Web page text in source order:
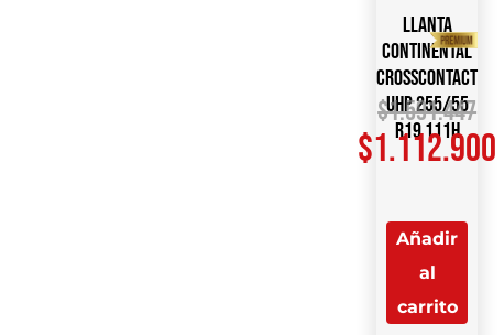
Llanta
CONTINENTAL
CrossContact
UHP 255/55
R19 111H
$1.591.447
$1.112.900
Añadir
al
carrito